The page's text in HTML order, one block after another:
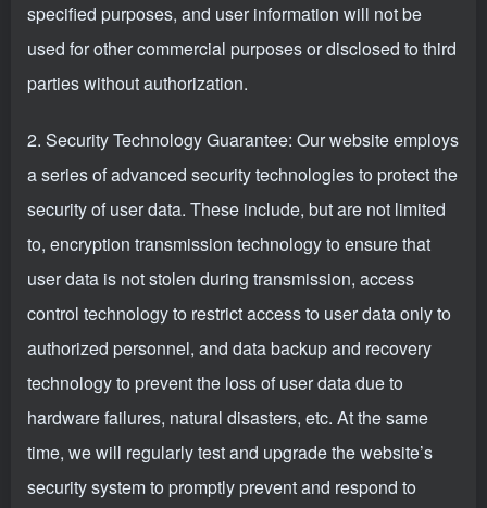
specified purposes, and user information will not be
used for other commercial purposes or disclosed to third
parties without authorization.
2. Security Technology Guarantee: Our website employs
a series of advanced security technologies to protect the
security of user data. These include, but are not limited
to, encryption transmission technology to ensure that
user data is not stolen during transmission, access
control technology to restrict access to user data only to
authorized personnel, and data backup and recovery
technology to prevent the loss of user data due to
hardware failures, natural disasters, etc. At the same
time, we will regularly test and upgrade the website’s
security system to promptly prevent and respond to